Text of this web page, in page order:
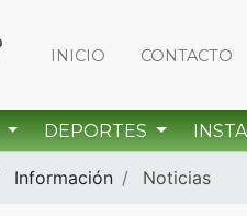
INICIO CONTACTO
DEPORTES
Información Noticias